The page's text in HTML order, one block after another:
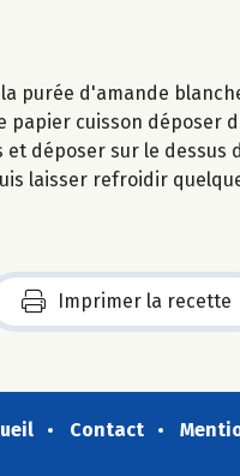
purée d'amande
papier cuisson déposer
déposer sur le
laisser refroidir
Imprimer la recette
Contact